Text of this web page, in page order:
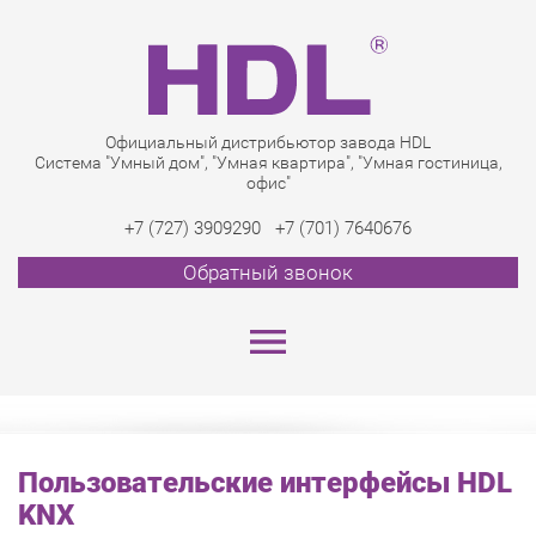
Официальный дистрибьютор завода HDL
Система "Умный дом", "Умная квартира", "Умная гостиница,
офис"
+7 (727) 3909290 +7 (701) 7640676
Обратный звонок
Пользовательские интерфейсы HDL
KNX